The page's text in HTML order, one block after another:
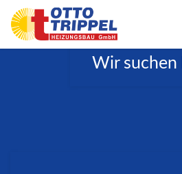
Wir suchen